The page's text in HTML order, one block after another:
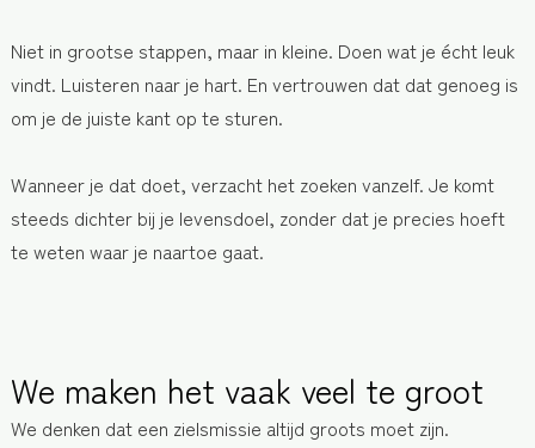
Niet in grootse stappen, maar in kleine. Doen wat je écht leuk
vindt. Luisteren naar je hart. En vertrouwen dat dat genoeg is
om je de juiste kant op te sturen.
Wanneer je dat doet, verzacht het zoeken vanzelf. Je komt
steeds dichter bij je levensdoel, zonder dat je precies hoeft
te weten waar je naartoe gaat.
We maken het vaak veel te groot
We denken dat een zielsmissie altijd groots moet zijn.